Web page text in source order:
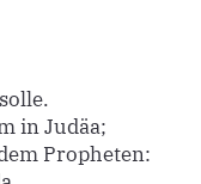
in Judäa;
Propheten: